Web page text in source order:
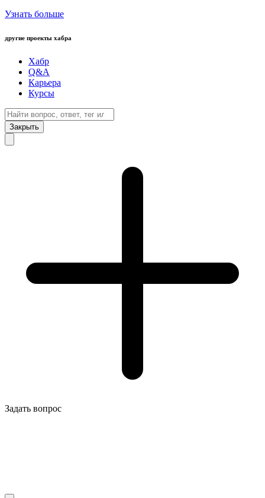
Узнать больше
другие проекты хабра
Хабр
Q&A
Карьера
Курсы
Закрыть
Задать вопрос